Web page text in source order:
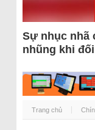
Sự nhục nhã
nhũng khi
Trang chủ